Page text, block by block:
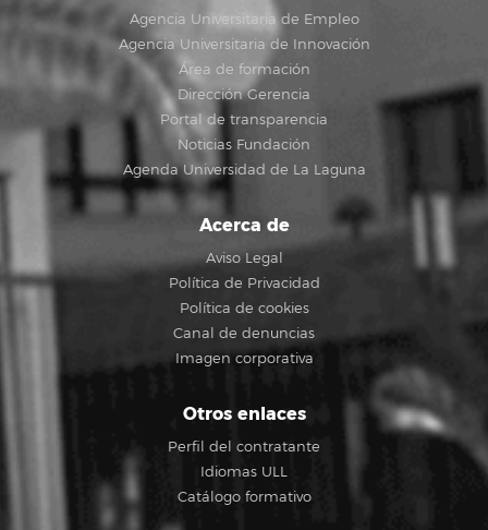
Agencia Universitaria de Empleo
Agencia Universitaria de Innovación
Área de formación
Dirección Gerencia
Portal de transparencia
Noticias Fundación
Agenda Universidad de La Laguna
Acerca de
Aviso Legal
Política de Privacidad
Política de cookies
Canal de denuncias
Imagen corporativa
Otros enlaces
Perfil del contratante
Idiomas ULL
Catálogo formativo